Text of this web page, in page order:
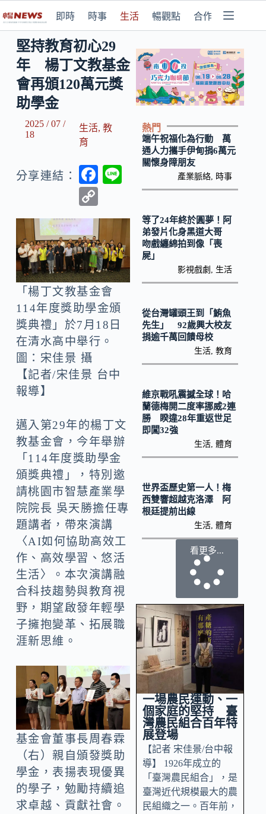
即時 時事 生活 暢觀點 合作媒體
堅持教育初心29
年 楊丁文教基金
會再頒120萬元獎
助學金
2025 / 07 /
18
生活,教
育
分享連結：
F
b
o
o
k
o
p
y
Li
n
k
「楊丁文教基金會
114年度獎助學金頒
獎典禮」於7月18日
在清水高中舉行。
圖：宋佳景 攝
【記者/宋佳景 台中
報導】
邁入第29年的楊丁文
教基金會，今年舉辦
「114年度獎助學金
頒獎典禮」，特別邀
請桃園市智慧產業學
院院長 吳天勝擔任專
題講者，帶來演講
〈AI如何協助高效工
作、高效學習、悠活
生活〉。本次演講融
合科技趨勢與教育視
野，期望啟發年輕學
子擁抱變革、拓展職
涯新思維。
基金會董事長周春霖
（右）親自頒發獎助
學金，表揚表現優異
的學子，勉勵持續追
求卓越、貢獻社會。
熱門
端午祝福化為行動 萬
通人力攜手伊甸捐6萬元
關懷身障朋友
產業脈絡 時事
等了24年終於圓夢！阿
弟發片化身黑道大哥
吻戲纏綿拍到像「喪
屍」
影視戲劇 生活
從台灣罐頭王到「鮪魚
先生」 92歲興大校友
捐逾千萬回饋母校
生活 ,教育
維京戰吼震撼全球！哈
蘭德梅開二度率挪威2連
勝 睽違28年重返世足
即闖32強
生活 ,體育
世界盃歷史第一人！梅
西雙響超越克洛澤 阿
根廷提前出線
生活 ,體育
看更多...
一場農民運動、一
個家庭的堅持 臺
灣農民組合百年特
展登場
【記者 宋佳景/台中報
導】 1926年成立的
「臺灣農民組合」，是
臺灣近代規模最大的農
民組織之一。百年前，